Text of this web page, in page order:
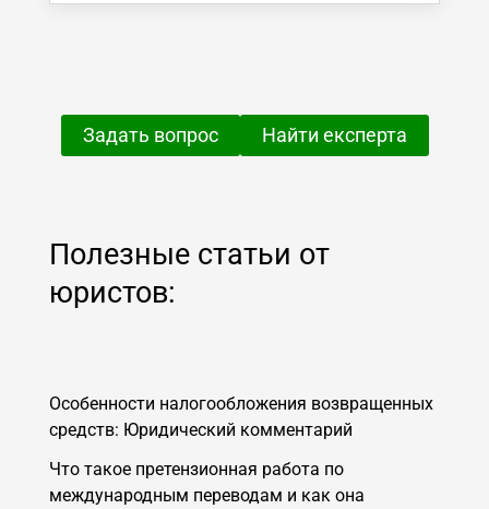
Задать вопрос Найти експерта
Полезные статьи от
юристов:
Особенности налогообложения возвращенных
средств: Юридический комментарий
Что такое претензионная работа по
международным переводам и как она